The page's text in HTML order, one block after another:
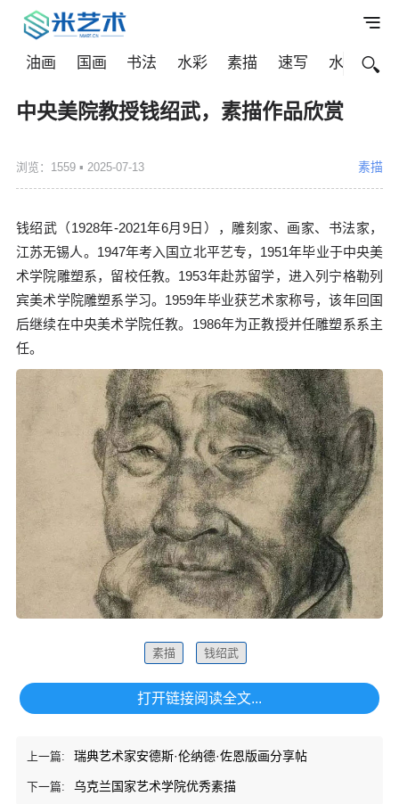
油画 国画 书法 水彩 素描 速写 水粉
中央美院教授钱绍武，素描作品欣赏
素描
浏览：1559▪ 2025-07-13
钱绍武（1928年-2021年6月9日），雕刻家、画家、书法家，
江苏无锡人。1947年考入国立北平艺专，1951年毕业于中央美
术学院雕塑系，留校任教。1953年赴苏留学，进入列宁格勒列
宾美术学院雕塑系学习。1959年毕业获艺术家称号，该年回国
后继续在中央美术学院任教。1986年为正教授并任雕塑系系主
任。
素描 钱绍武
打开链接阅读全文...
上一篇: 瑞典艺术家安德斯·伦纳德·佐恩版画分享帖
下一篇: 乌克兰国家艺术学院优秀素描